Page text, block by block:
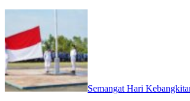
Semangat Hari